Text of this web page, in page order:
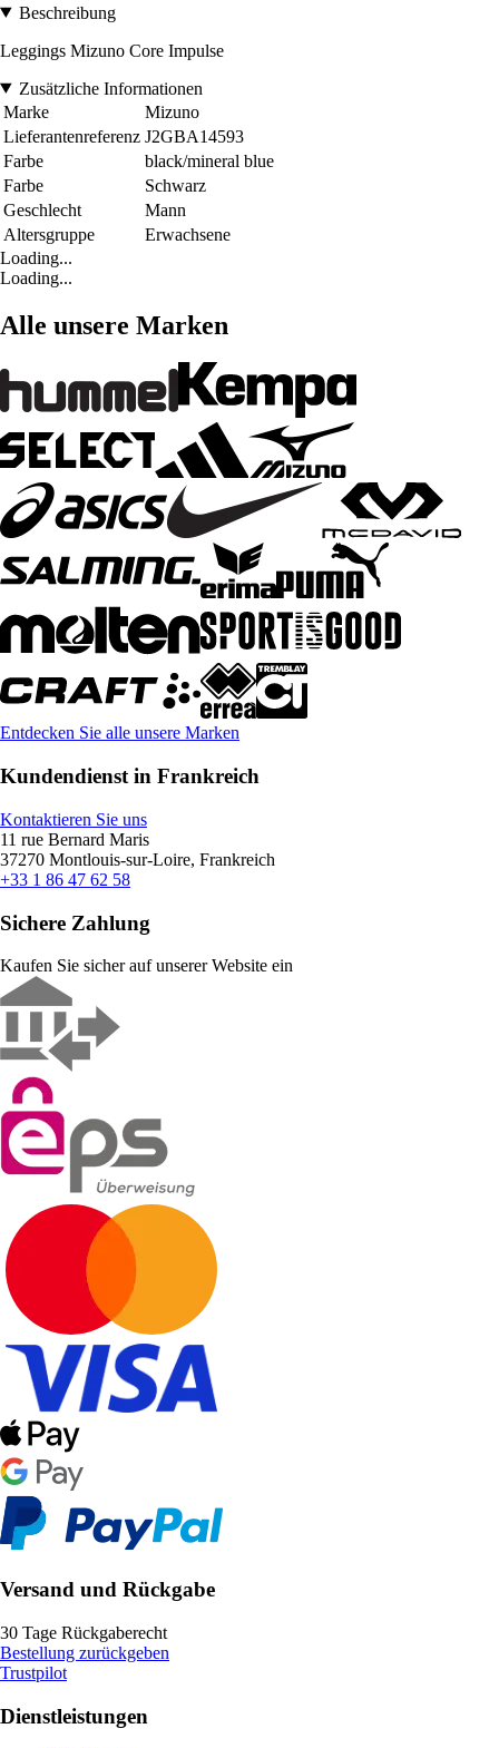
Beschreibung
Leggings Mizuno Core Impulse
Zusätzliche Informationen
Marke
Mizuno
Lieferantenreferenz J2GBA14593
Farbe
black/mineral blue
Farbe
Schwarz
Geschlecht
Mann
Altersgruppe
Erwachsene
Loading...
Loading...
Alle unsere Marken
Entdecken Sie alle unsere Marken
Kundendienst in Frankreich
Kontaktieren Sie uns
11 rue Bernard Maris
37270 Montlouis-sur-Loire, Frankreich
+33 1 86 47 62 58
Sichere Zahlung
Kaufen Sie sicher auf unserer Website ein
Versand und Rückgabe
30 Tage Rückgaberecht
Bestellung zurückgeben
Trustpilot
Dienstleistungen